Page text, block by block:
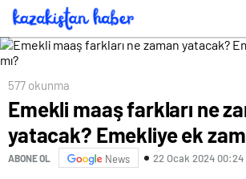
577 okunma
Emekli maaş farkları ne
yatacak? Emekliye ek zam
ABONE OL News 22 Ocak 2024 00:24